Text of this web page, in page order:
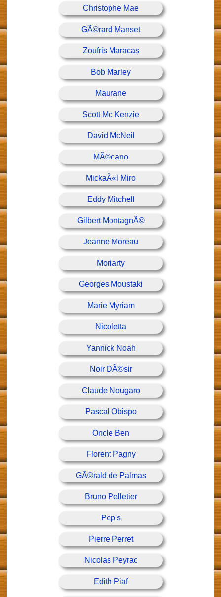
Christophe Mae
GÃ©rard Manset
Zoufris Maracas
Bob Marley
Maurane
Scott Mc Kenzie
David McNeil
MÃ©cano
MickaÃ«l Miro
Eddy Mitchell
Gilbert MontagnÃ©
Jeanne Moreau
Moriarty
Georges Moustaki
Marie Myriam
Nicoletta
Yannick Noah
Noir DÃ©sir
Claude Nougaro
Pascal Obispo
Oncle Ben
Florent Pagny
GÃ©rald de Palmas
Bruno Pelletier
Pep's
Pierre Perret
Nicolas Peyrac
Edith Piaf